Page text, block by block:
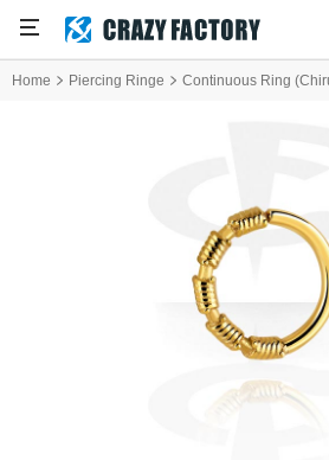
Home Piercing Ringe Continuous Ring